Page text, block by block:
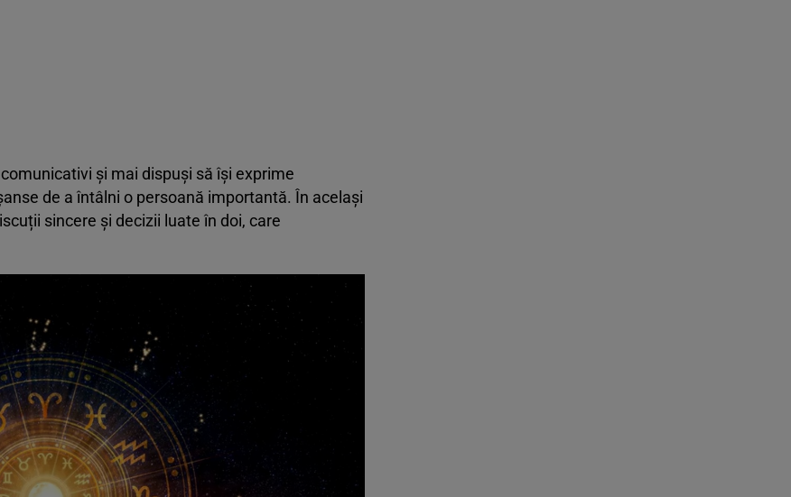
și mai dispuși să își exprime
de a întâlni o persoană importantă. În același
sincere și decizii luate în doi, care